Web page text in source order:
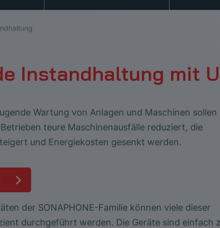
Instandhaltung mit
Wartung von Anlagen und Maschinen sollen
teure Maschinenausfälle reduziert, die
und Energiekosten gesenkt werden.
der SONAPHONE-Familie können viele dieser
durchgeführt werden. Die Geräte sind einfach